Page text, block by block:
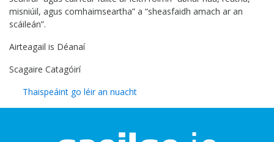
misniúil, agus comhaimseartha” a “sheasfaidh amach ar an
scáileán”.
Airteagail is Déanaí
Scagaire Catagóirí
Thaispeáint go léir an nuacht